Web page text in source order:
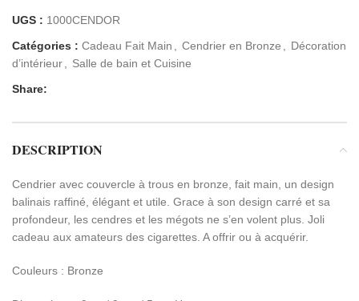
UGS : 1000CENDOR
Catégories : Cadeau Fait Main , Cendrier en Bronze , Décoration
d’intérieur, Salle de bain et Cuisine
Share:
DESCRIPTION
Cendrier avec couvercle à trous en bronze, fait main, un design
balinais raffiné, élégant et utile. Grace à son design carré et sa
profondeur, les cendres et les mégots ne s’en volent plus. Joli
cadeau aux amateurs des cigarettes. A offrir ou à acquérir.
Couleurs : Bronze